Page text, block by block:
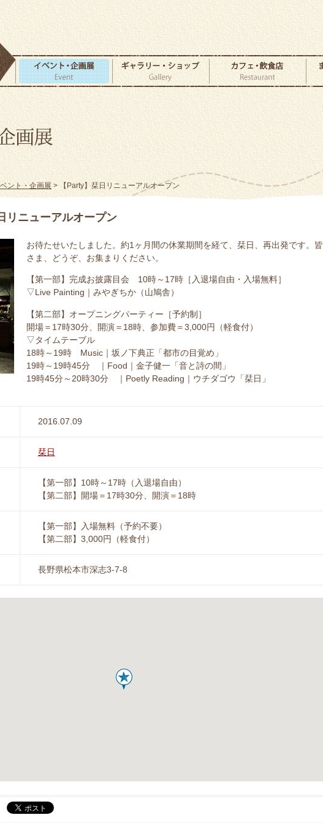
ント・企画展> 【Party】栞日リニューアルオープン
リニューアルオープン
お待たせいたしました。約1ヶ月間の休業期間を経て、栞日、再出発です。皆
さま、どうぞ、お集まりください。
【第一部】完成お披露目会 10時～17時［入退場自由・入場無料］
▽Live Painting｜みやぎちか（山鳩舎）
【第二部】オープニングパーティー［予約制］
開場＝17時30分、開演＝18時、参加費＝3,000円（軽食付）
▽タイムテーブル
18時～19時 Music｜坂ノ下典正「都市の目覚め」
19時～19時45分 ｜Food｜金子健一「音と詩の間」
19時45分～20時30分 ｜Poetly Reading｜ウチダゴウ「栞日」
2016.07.09
栞日
【第一部】10時～17時（入退場自由）
【第二部】開場＝17時30分、開演＝18時
【第一部】入場無料（予約不要）
【第二部】3,000円（軽食付）
長野県松本市深志3-7-8